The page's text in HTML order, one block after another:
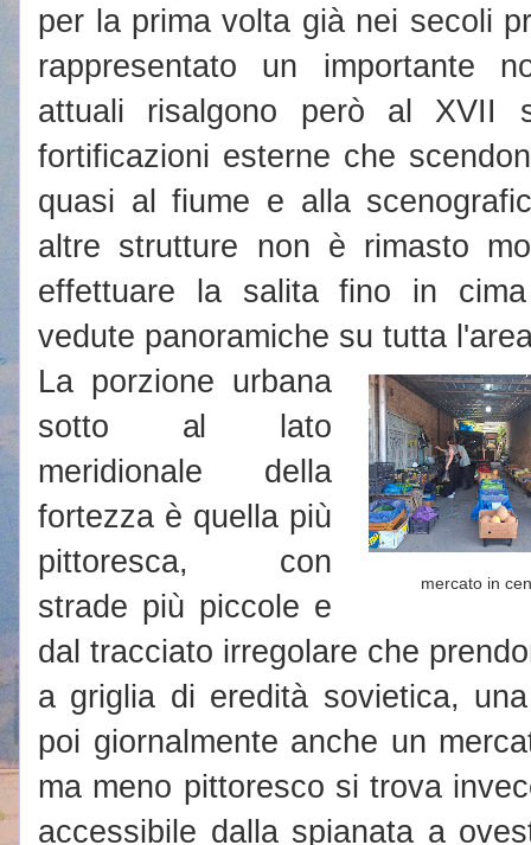
per la prima volta già nei secoli
rappresentato un importante
attuali risalgono però al XVII
fortificazioni esterne che
quasi al fiume e alla
altre strutture non è rimasto
effettuare la salita fino in
vedute panoramiche su tutta
mercato in
La porzione urbana
sotto al lato
meridionale della
fortezza è quella più
pittoresca, con
strade più piccole e
dal tracciato irregolare che
a griglia di eredità sovietica,
poi giornalmente anche un
ma meno pittoresco si trova
accessibile dalla spianata a